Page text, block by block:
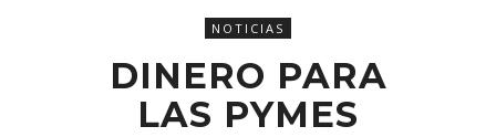
NOTICIAS
DINERO PARA
LAS PYMES